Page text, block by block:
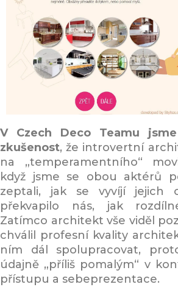
V Czech Deco Teamu
zkušenost, že introvertní
na „temperamentního“
když jsme se obou aktérů
zeptali, jak se vyvíjí jejich
překvapilo nás, jak
Zatímco architekt vše viděl
chválil profesní kvality
ním dál spolupracovat,
údajně „příliš pomalým“ v
přístupu a sebeprezentace.